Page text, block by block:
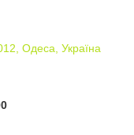
Одеса, Україна